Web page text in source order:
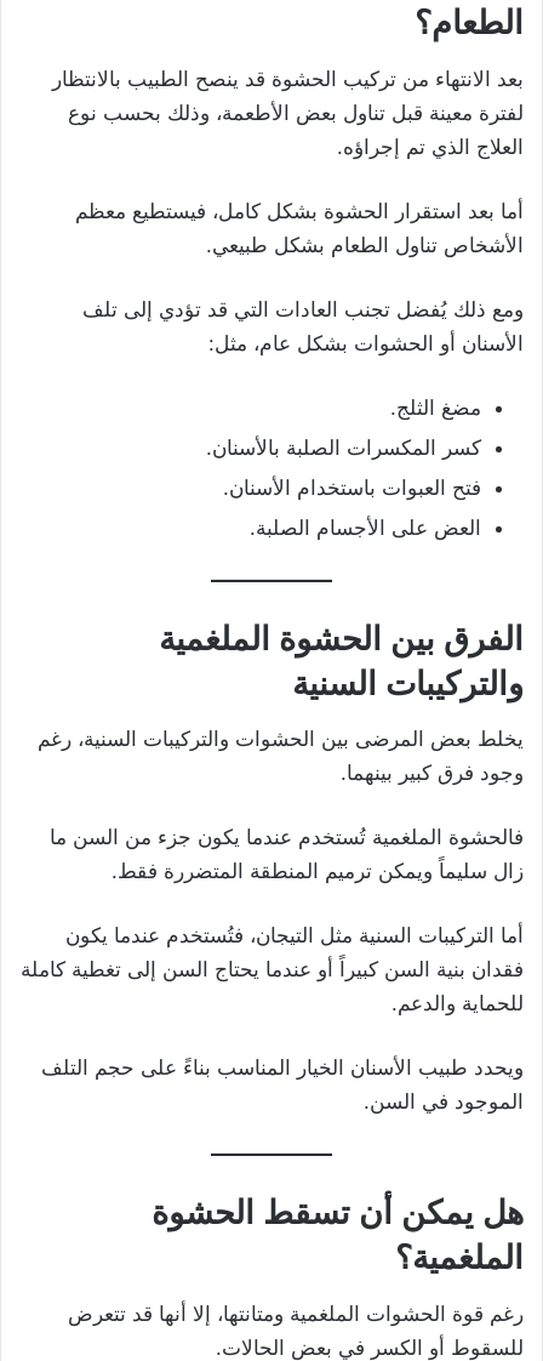
الطعام؟
بعد الانتهاء من تركيب الحشوة قد ينصح الطبيب بالانتظار
لفترة معينة قبل تناول بعض الأطعمة، وذلك بحسب نوع
العلاج الذي تم إجراؤه.
أما بعد استقرار الحشوة بشكل كامل، فيستطيع معظم
الأشخاص تناول الطعام بشكل طبيعي.
ومع ذلك يُفضل تجنب العادات التي قد تؤدي إلى تلف
الأسنان أو الحشوات بشكل عام، مثل:
مضغ الثلج.
كسر المكسرات الصلبة بالأسنان.
فتح العبوات باستخدام الأسنان.
العض على الأجسام الصلبة.
الفرق بين الحشوة الملغمية
والتركيبات السنية
يخلط بعض المرضى بين الحشوات والتركيبات السنية، رغم
وجود فرق كبير بينهما.
فالحشوة الملغمية تُستخدم عندما يكون جزء من السن ما
زال سليماً ويمكن ترميم المنطقة المتضررة فقط.
أما التركيبات السنية مثل التيجان، فتُستخدم عندما يكون
فقدان بنية السن كبيراً أو عندما يحتاج السن إلى تغطية كاملة
للحماية والدعم.
ويحدد طبيب الأسنان الخيار المناسب بناءً على حجم التلف
الموجود في السن.
هل يمكن أن تسقط الحشوة
الملغمية؟
رغم قوة الحشوات الملغمية ومتانتها، إلا أنها قد تتعرض
للسقوط أو الكسر في بعض الحالات.